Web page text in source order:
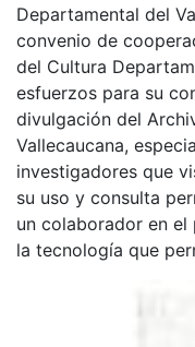
Departamental del
convenio de
del Cultura
esfuerzos para su
divulgación del
Vallecaucana,
investigadores que
su uso y consulta
un colaborador en
la tecnología que